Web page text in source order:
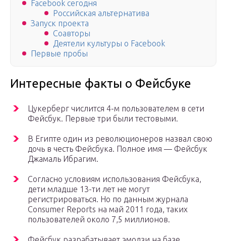
Facebook сегодня
Российская альтернатива
Запуск проекта
Соавторы
Деятели культуры о Facebook
Первые пробы
Интересные факты о Фейсбуке
Цукерберг числится 4-м пользователем в сети
Фейсбук. Первые три были тестовыми.
В Египте один из революционеров назвал свою
дочь в честь Фейсбука. Полное имя — Фейсбук
Джамаль Ибрагим.
Согласно условиям использования Фейсбука,
дети младше 13-ти лет не могут
регистрироваться. Но по данным журнала
Consumer Reports на май 2011 года, таких
пользователей около 7,5 миллионов.